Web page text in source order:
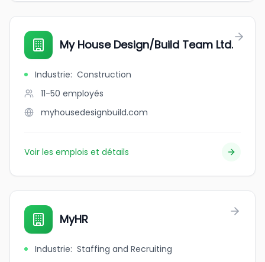
My House Design/Build Team Ltd.
Industrie: Construction
11-50 employés
myhousedesignbuild.com
Voir les emplois et détails
MyHR
Industrie: Staffing and Recruiting